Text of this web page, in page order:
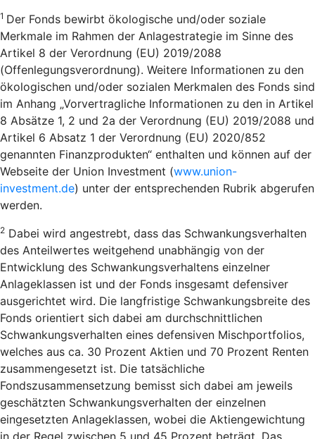
1 Der Fonds bewirbt ökologische und/oder soziale
Merkmale im Rahmen der Anlagestrategie im Sinne des
Artikel 8 der Verordnung (EU) 2019/2088
(Offenlegungsverordnung). Weitere Informationen zu den
ökologischen und/oder sozialen Merkmalen des Fonds sind
im Anhang „Vorvertragliche Informationen zu den in Artikel
8 Absätze 1, 2 und 2a der Verordnung (EU) 2019/2088 und
Artikel 6 Absatz 1 der Verordnung (EU) 2020/852
genannten Finanzprodukten“ enthalten und können auf der
Webseite der Union Investment (www.union-
investment.de) unter der entsprechenden Rubrik abgerufen
werden.
2 Dabei wird angestrebt, dass das Schwankungsverhalten
des Anteilwertes weitgehend unabhängig von der
Entwicklung des Schwankungsverhaltens einzelner
Anlageklassen ist und der Fonds insgesamt defensiver
ausgerichtet wird. Die langfristige Schwankungsbreite des
Fonds orientiert sich dabei am durchschnittlichen
Schwankungsverhalten eines defensiven Mischportfolios,
welches aus ca. 30 Prozent Aktien und 70 Prozent Renten
zusammengesetzt ist. Die tatsächliche
Fondszusammensetzung bemisst sich dabei am jeweils
geschätzten Schwankungsverhalten der einzelnen
eingesetzten Anlageklassen, wobei die Aktiengewichtung
in der Regel zwischen 5 und 45 Prozent beträgt. Das